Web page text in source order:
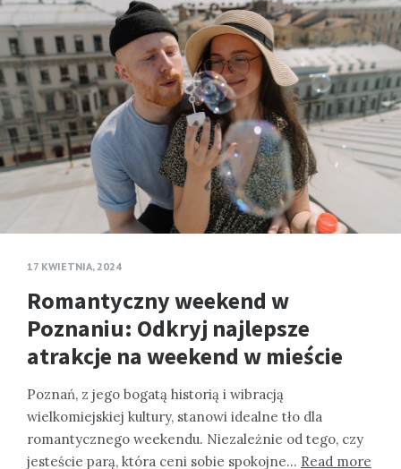
17 KWIETNIA, 2024
Romantyczny weekend w
Poznaniu: Odkryj najlepsze
atrakcje na weekend w mieście
Poznań, z jego bogatą historią i wibracją
wielkomiejskiej kultury, stanowi idealne tło dla
romantycznego weekendu. Niezależnie od tego, czy
jesteście parą, która ceni sobie spokojne… Read more